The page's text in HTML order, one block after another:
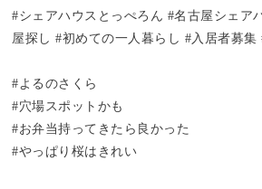
#シェアハウスとっぺろん #名古屋シェ
屋探し #初めての一人暮らし #入居者募集
#よるのさくら
#穴場スポットかも
#お弁当持ってきたら良かった
#やっぱり桜はきれい